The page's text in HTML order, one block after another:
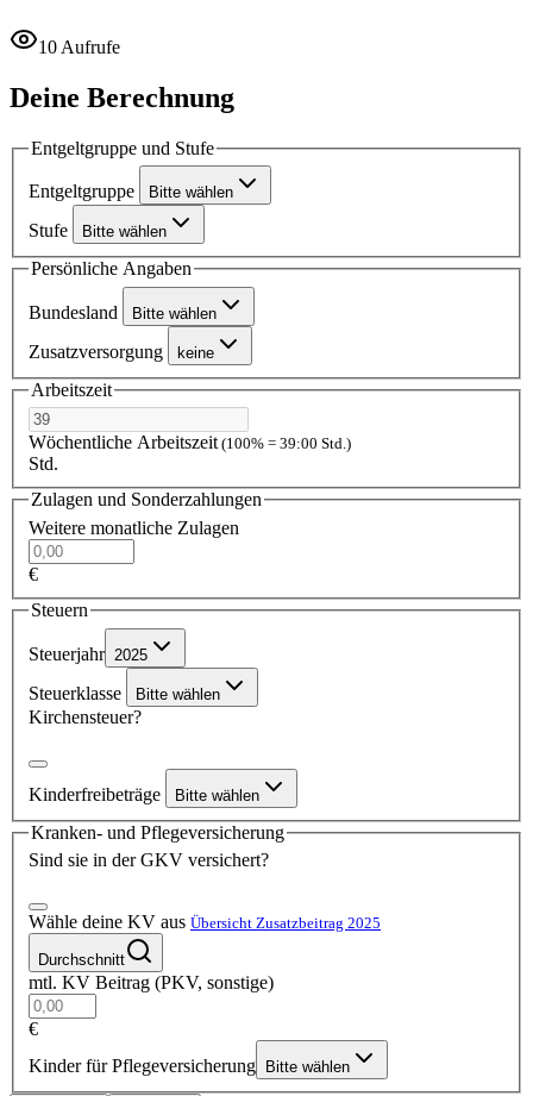
10 Aufrufe
Deine Berechnung
Entgeltgruppe und Stufe
Entgeltgruppe Bitte wählen
Stufe Bitte wählen
Persönliche Angaben
Bundesland Bitte wählen
Zusatzversorgung keine
Arbeitszeit
Wöchentliche Arbeitszeit(100% = 39:00 Std.)
Std.
Zulagen und Sonderzahlungen
Weitere monatliche Zulagen
€
Steuern
Steuerjahr 2025
Steuerklasse Bitte wählen
Kirchensteuer?
Kinderfreibeträge Bitte wählen
Kranken- und Pflegeversicherung
Sind sie in der GKV versichert?
Wähle deine KV aus Übersicht Zusatzbeitrag 2025
Durchschnitt
mtl. KV Beitrag (PKV, sonstige)
€
Kinder für Pflegeversicherung
Bitte wählen